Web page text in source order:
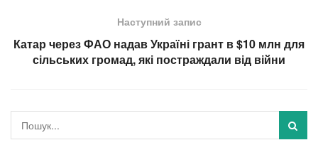
Наступний запис
Катар через ФАО надав Україні грант в $10 млн для
сільських громад, які постраждали від війни